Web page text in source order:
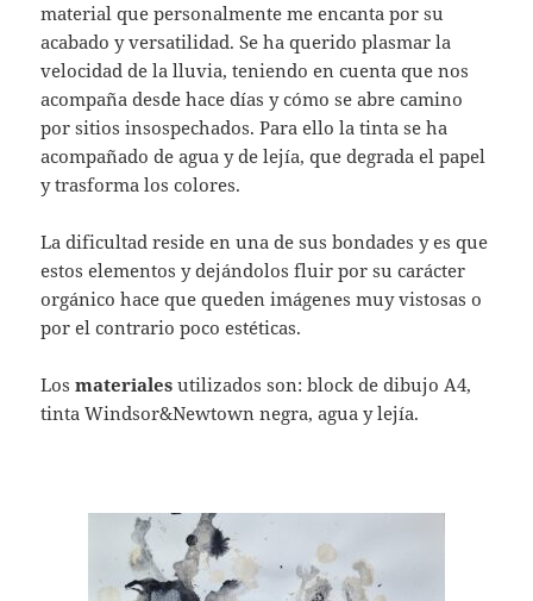
material que personalmente me encanta por su
acabado y versatilidad. Se ha querido plasmar la
velocidad de la lluvia, teniendo en cuenta que nos
acompaña desde hace días y cómo se abre camino
por sitios insospechados. Para ello la tinta se ha
acompañado de agua y de lejía, que degrada el papel
y trasforma los colores.
La dificultad reside en una de sus bondades y es que
estos elementos y dejándolos fluir por su carácter
orgánico hace que queden imágenes muy vistosas o
por el contrario poco estéticas.
Losmateriales utilizados son: block de dibujo A4,
tinta Windsor&Newtown negra, agua y lejía.